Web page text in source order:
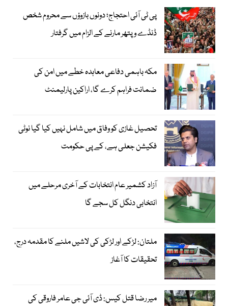
پی ٹی آئی احتجاج؛ دونوں بازوؤں سے محروم شخص
ڈنڈے و پتھر مارنے کے الزام میں گرفتار
مکہ باہمی دفاعی معاہدہ خطے میں امن کی
ضمانت فراہم کرے گا، اراکین پارلیمنٹ
تحصیل غازی کو وفاق میں شامل نہیں کیا گیا نوٹی
فکیشن جعلی ہے، کے پی حکومت
آزاد کشمیر عام انتخابات کے آخری مرحلے میں
انتخابی دنگل کل سجے گا
ملتان: لڑکے اور لڑکی کی لاشیں ملنے کا مقدمہ درج،
تحقیقات کا آغاز
میر رضا قتل کیس: ڈی آئی جی عامر فاروقی کی